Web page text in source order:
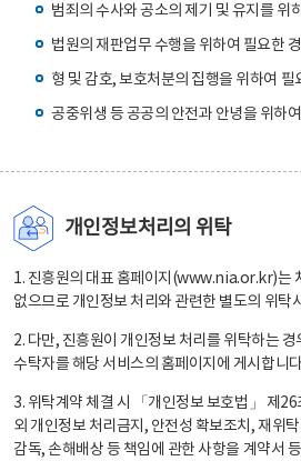
범죄의 수사와 공소의 제기 및 유지를 위
법원의 재판업무 수행을 위하여 필요한
형 및 감호, 보호처분의 집행을 위하여 필
공중위생 등 공공의 안전과 안녕을 위하
개인정보처리의 위탁
1. 진흥원의 대표 홈페이지(www.nia.or.kr)는
없으므로 개인정보 처리와 관련한 별도의 위탁
2. 다만, 진흥원이 개인정보 처리를 위탁하는
수탁자를 해당 서비스의 홈페이지에 게시합니
3. 위탁계약 체결 시 「개인정보 보호법」 제
외 개인정보 처리금지, 안전성 확보조치, 재위
감독, 손해배상 등 책임에 관한 사항을 계약서